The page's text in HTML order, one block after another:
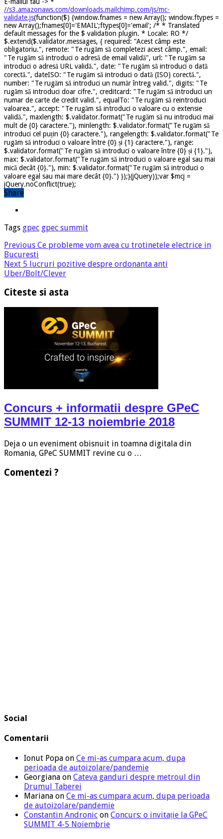
//s3.amazonaws.com/downloads.mailchimp.com/js/mc-
validate.js(function($) {window.fnames = new Array(); window.ftypes =
new Array();fnames[0]='EMAIL';ftypes[0]='email'; /* * Translated
default messages for the $ validation plugin. * Locale: RO */
$.extend($.validator.messages, { required: "Acest câmp este
obligatoriu.", remote: "Te rugăm să completezi acest câmp.", email:
"Te rugăm să introduci o adresă de email validă", url: "Te rugăm sa
introduci o adresă URL validă.", date: "Te rugăm să introduci o dată
corectă.", dateISO: "Te rugăm să introduci o dată (ISO) corectă.",
number: "Te rugăm să introduci un număr întreg valid.", digits: "Te
rugăm să introduci doar cifre.", creditcard: "Te rugăm să introduci un
numar de carte de credit valid.", equalTo: "Te rugăm să reintroduci
valoarea.", accept: "Te rugăm să introduci o valoare cu o extensie
validă.", maxlength: $.validator.format("Te rugăm să nu introduci mai
mult de {0} caractere."), minlength: $.validator.format("Te rugăm să
introduci cel puțin {0} caractere."), rangelength: $.validator.format("Te
rugăm să introduci o valoare între {0} și {1} caractere."), range:
$.validator.format("Te rugăm să introduci o valoare între {0} și {1}."),
max: $.validator.format("Te rugăm să introduci o valoare egal sau mai
mică decât {0}."), min: $.validator.format("Te rugăm să introduci o
valoare egal sau mai mare decât {0}.") });}(jQuery));var $mcj =
jQuery.noConflict(true);
Share
Tags gpec gpec summit
Previous Ce probleme vom avea cu trotinetele electrice in
Bucuresti
Next 5 lucruri pozitive despre ordonanta anti
Uber/Bolt/Clever
Citeste si asta
Concurs + informatii despre GPeC
SUMMIT 12-13 noiembrie 2018
Deja o un eveniment obisnuit in toamna digitala din
Romania, GPeC SUMMIT revine cu o …
Comentezi ?
Social
Comentarii
Ionut Popa on Ce mi-as cumpara acum, dupa
perioada de autoizolare/pandemie
Georgiana on Cateva ganduri despre metroul din
Drumul Taberei
Mariana on Ce mi-as cumpara acum, dupa perioada
de autoizolare/pandemie
Constantin Andronic on Concurs: o invitație la GPeC
SUMMIT 4-5 Noiembrie